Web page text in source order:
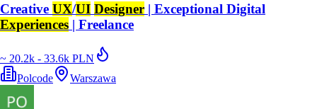
Creative UX/UI Designer | Exceptional Digital
Experiences | Freelance
~ 20.2k - 33.6k PLN
Polcode
Warszawa